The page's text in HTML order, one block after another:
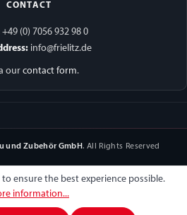
CONTACT
+49 (0) 7056 932 98 0
info@frielitz.de
ourcontact form.
und Zubehör GmbH. All Rights Reserved
to ensure the best experience possible.
information...